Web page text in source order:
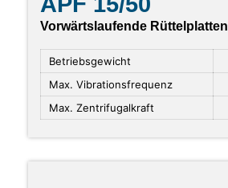
Vorwärtslaufende Rüttelplatten
Betriebsgewicht
Max. Vibrationsfrequenz
Max. Zentrifugalkraft